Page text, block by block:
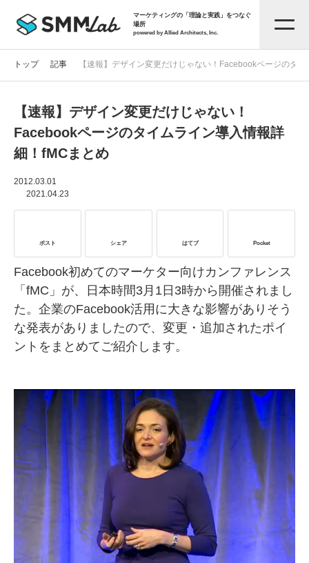
マーケティングの「理論と実践」をつなぐ
場所
powered by Allied Architects, Inc.
記事一覧
お役立ち資料
サービス資料
SMMLabについて
トップ 記事 【速報】デザイン変更だけじゃない！Facebookページのタ
【速報】デザイン変更だけじゃない！
Facebookページのタイムライン導入情報詳
細！fMCまとめ
2012.03.01
2021.04.23
ポスト シェア はてブ Pocket
Facebook初めてのマーケター向けカンファレンス
「fMC」が、日本時間3月1日3時から開催されまし
た。企業のFacebook活用に大きな影響がありそう
な発表がありましたので、変更・追加されたポイ
ントをまとめてご紹介します。